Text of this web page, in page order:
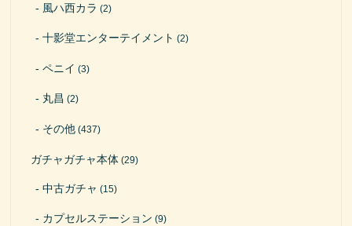
風ハ西カラ (2)
十影堂エンターテイメント (2)
ペニイ (3)
丸昌 (2)
その他 (437)
ガチャガチャ本体 (29)
中古ガチャ (15)
カプセルステーション (9)